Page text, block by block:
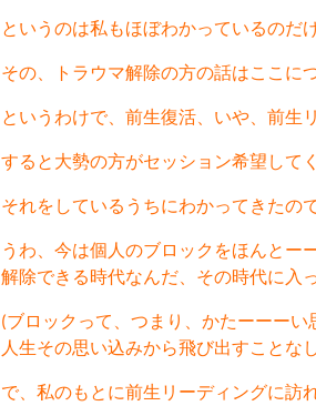
というのは私もほぼわかっているのだけ
その、トラウマ解除の方の話はここに
というわけで、前生復活、いや、前生
すると大勢の方がセッション希望して
それをしているうちにわかってきたの
うわ、今は個人のブロックをほんとーー
解除できる時代なんだ、その時代に入
(ブロックって、つまり、かたーーーい
人生その思い込みから飛び出すことなし
で、私のもとに前生リーディングに訪